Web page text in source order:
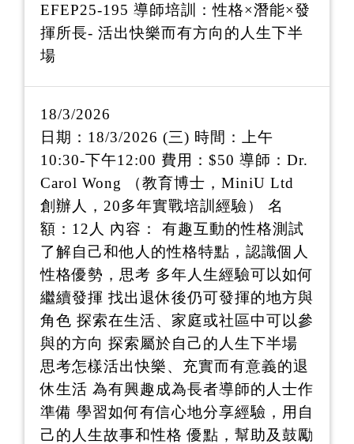
EFEP25-195 導師培訓：性格×潛能×發
揮所長- 活出快樂而有方向的人生下半
場
18/3/2026
日期：18/3/2026 (三) 時間：上午
10:30-下午12:00 費用：$50 導師：Dr.
Carol Wong （教育博士，MiniU Ltd
創辦人，20多年實戰培訓經驗） 名
額：12人 內容： 有趣互動的性格測試
了解自己和他人的性格特點，認識個人
性格優勢，思考 多年人生經驗可以如何
繼續發揮 找出退休後仍可發揮的地方與
角色 探索在生活、家庭或社區中可以參
與的方向 探索屬於自己的人生下半場
思考怎樣活出快樂、充實而有意義的退
休生活 為有興趣成為長者導師的人士作
準備 學習如何有信心地分享經驗，用自
己的人生故事和性格 優點，幫助及鼓勵